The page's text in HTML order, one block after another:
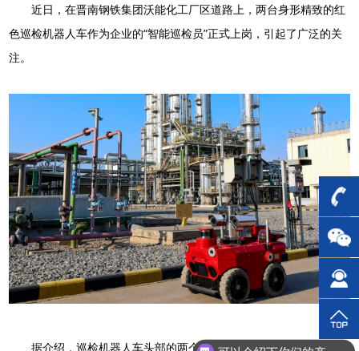
近日，在晋南钢铁集团沃能化工厂区道路上，两台身形精致的红
色巡检机器人车作为企业的“智能巡检员”正式上岗，引起了广泛的关
注。
据介绍，巡检机器人车头部的两个“大眼睛”是高清摄像头与红外